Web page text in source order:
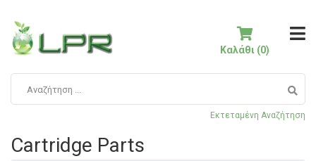
Εκτεταμένη Αναζήτηση
Καλάθι (0)
Cartridge Parts